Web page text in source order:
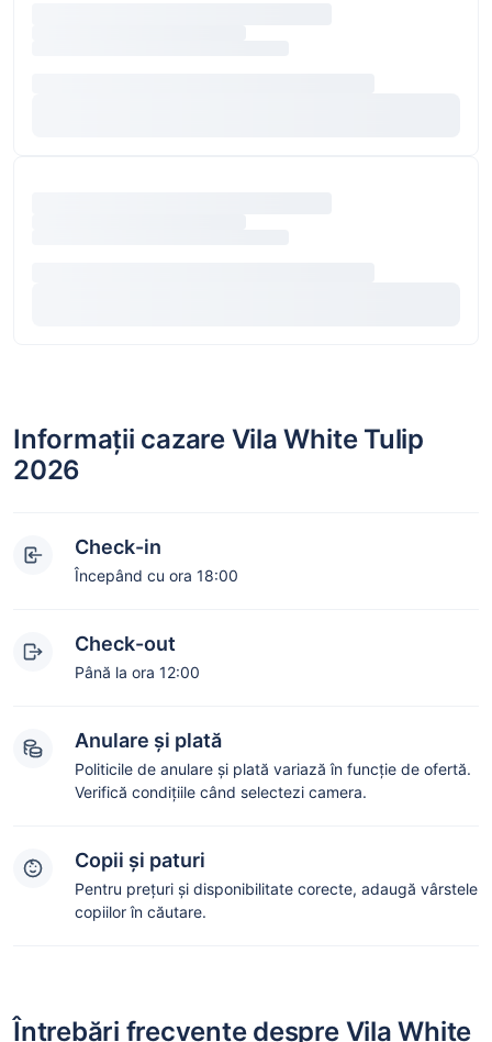
Informații cazare Vila White Tulip
2026
Check-in
Începând cu ora 18:00
Check-out
Până la ora 12:00
Anulare și plată
Politicile de anulare și plată variază în funcție de ofertă.
Verifică condițiile când selectezi camera.
Copii și paturi
Pentru prețuri și disponibilitate corecte, adaugă vârstele
copiilor în căutare.
Întrebări frecvente despre Vila White